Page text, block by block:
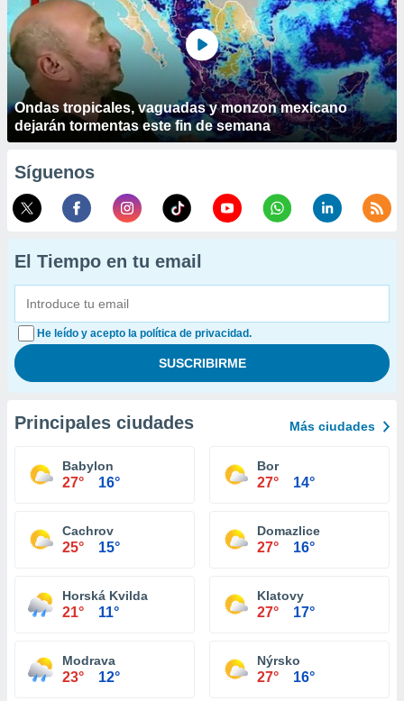
Ondas tropicales, vaguadas y monzon mexicano
dejarán tormentas este fin de semana
Síguenos
El Tiempo en tu email
He leído y acepto la política de privacidad.
Principales ciudades Más ciudades
Babylon
27° 16°
Bor
27° 14°
Cachrov
25° 15°
Domazlice
27° 16°
Horská Kvilda
21° 11°
Klatovy
27° 17°
Modrava
23° 12°
Nýrsko
27° 16°